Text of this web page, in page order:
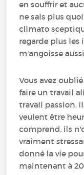
en souffrir et
ne sais plus
climato
regarde plus les
m'angoisse
Vous avez
faire un travail
travail passion,
veulent être
comprend, ils
vraiment
donné la vie
maintenant à